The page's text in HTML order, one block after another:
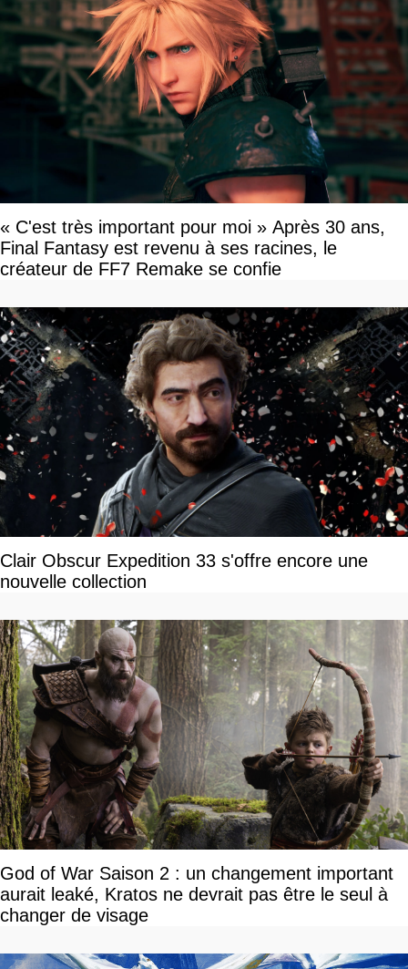
« C'est très important pour moi » Après 30 ans,
Final Fantasy est revenu à ses racines, le
créateur de FF7 Remake se confie
Clair Obscur Expedition 33 s'offre encore une
nouvelle collection
God of War Saison 2 : un changement important
aurait leaké, Kratos ne devrait pas être le seul à
changer de visage